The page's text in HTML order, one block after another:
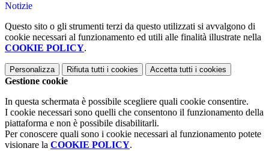
Notizie
Questo sito o gli strumenti terzi da questo utilizzati si avvalgono di
cookie necessari al funzionamento ed utili alle finalità illustrate nella
COOKIE POLICY.
Personalizza Rifiuta tutti i cookies Accetta tutti i cookies
Gestione cookie
In questa schermata è possibile scegliere quali cookie consentire.
I cookie necessari sono quelli che consentono il funzionamento della
piattaforma e non è possibile disabilitarli.
Per conoscere quali sono i cookie necessari al funzionamento potete
visionare la COOKIE POLICY.